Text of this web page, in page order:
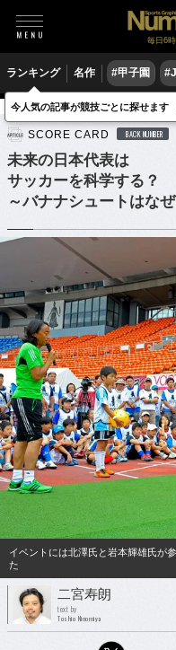
毎日6
ランキング 名作 #甲子園
サッカー Jリーグ
SCORE CARD BACK NUMBER
未来の日本代表は
サッカーを科学する？
～バナナシュートはな
イベントには北澤氏と岩本輝雄氏が
た
二宮寿朗
text by
Toshio Ninomiya
今人気の記事が競技ごとに探せます